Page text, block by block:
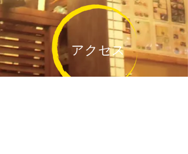
アクセス